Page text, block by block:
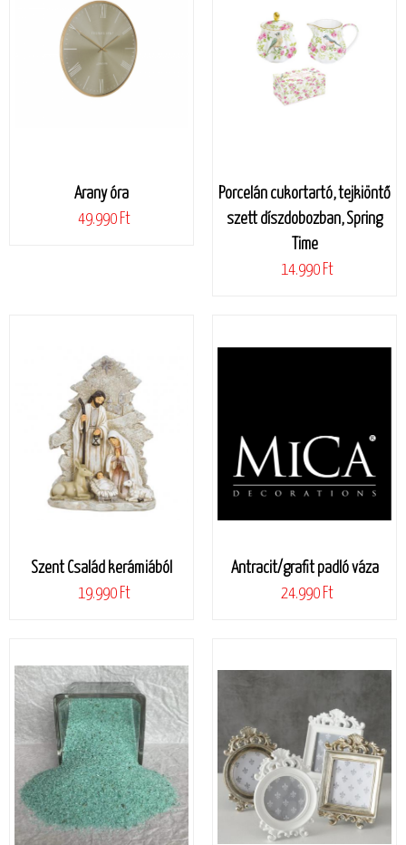
Arany óra
49.990 Ft
Porcelán cukortartó, tejkiöntő
szett díszdobozban, Spring
Time
14.990 Ft
Szent Család kerámiából
19.990 Ft
Antracit/grafit padló váza
24.990 Ft